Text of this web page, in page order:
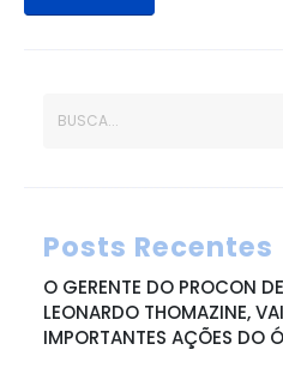
Posts Recentes
O GERENTE DO PROCON
LEONARDO THOMAZINE,
IMPORTANTES AÇÕES DO